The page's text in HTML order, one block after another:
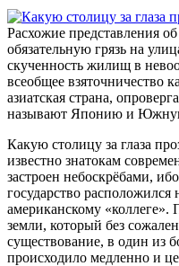
Расхожие представления
обязательную грязь на
скученность жилищ в
всеобщее взяточничество
азиатская страна,
называют Японию и
Какую столицу за глаза
известно знатокам
застроен небоскрёбами,
государство расположился
американскому «коллеге».
земли, который без
существование, в один из
происходило медленно и